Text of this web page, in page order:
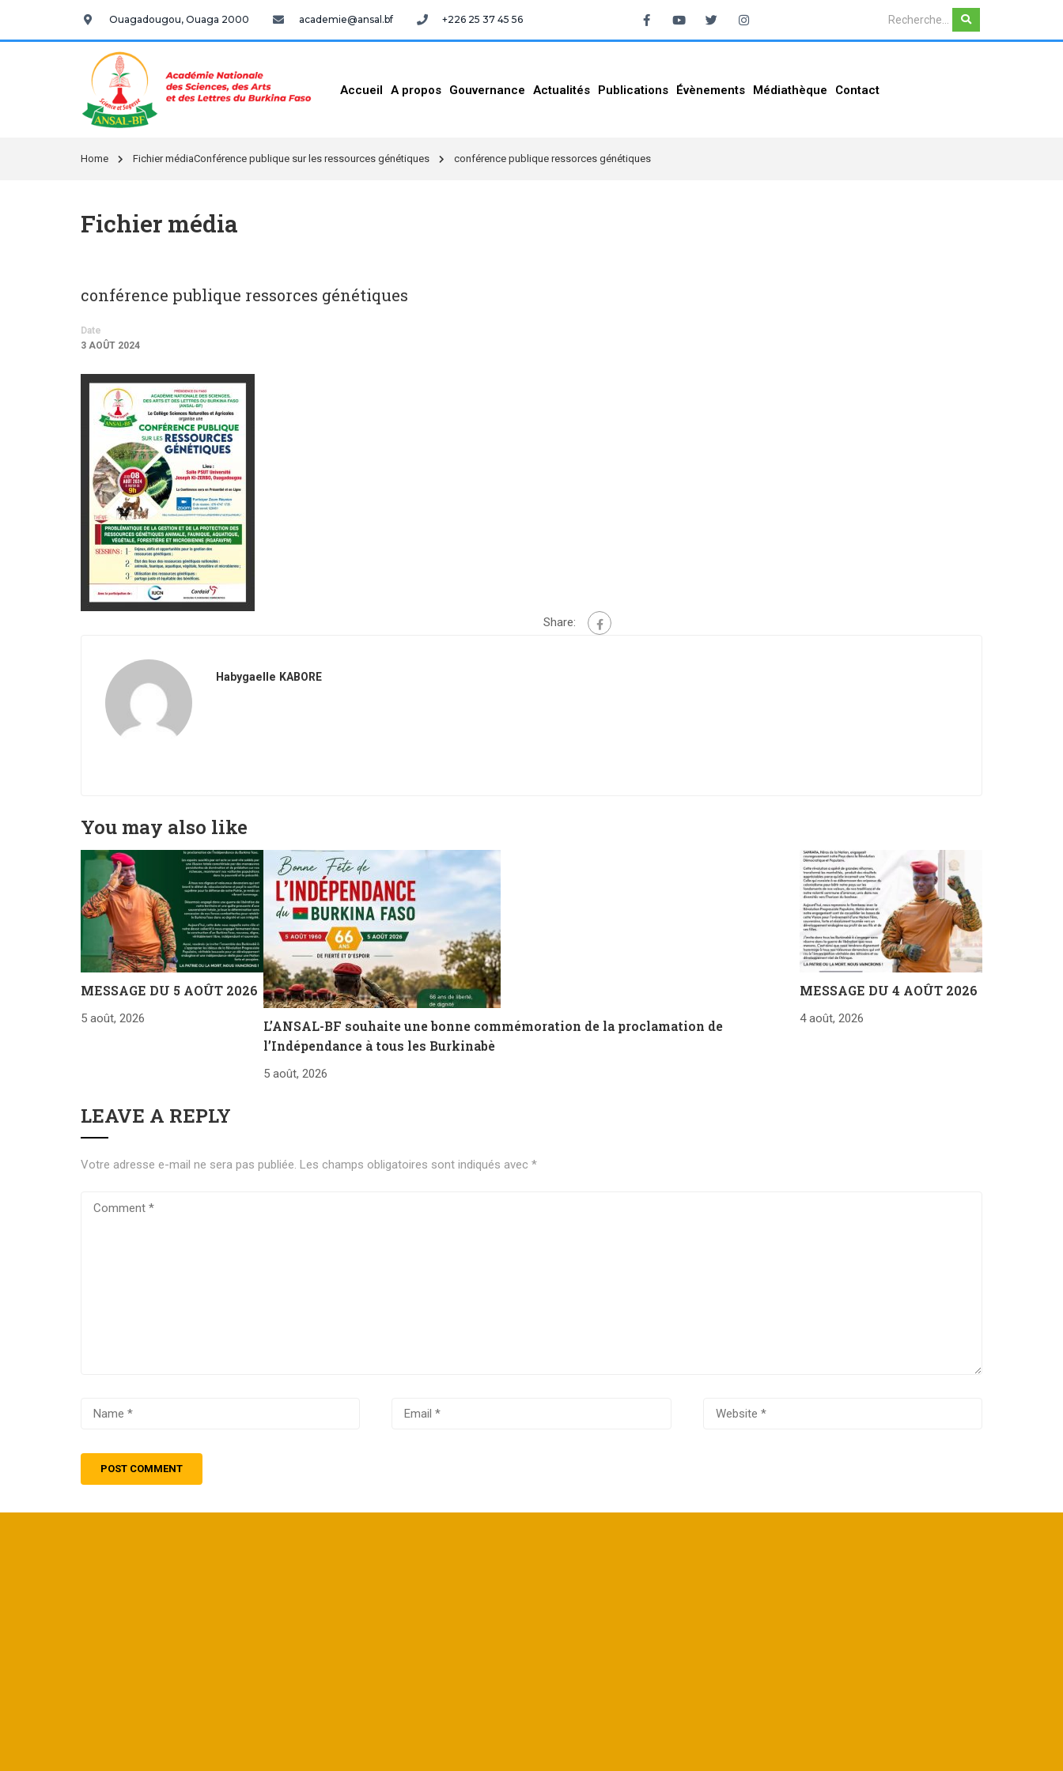
Ouagadougou, Ouaga 2000 academie@ansal.bf +226 25 37 45 56
Accueil A propos Gouvernance Actualités Publications Évènements Médiathèque Contact
Home Fichier médiaConférence publique sur les ressources génétiques conférence publique ressorces génétiques
Fichier média
conférence publique ressorces génétiques
Date
3 AOÛT 2024
Share:
Habygaelle KABORE
You may also like
MESSAGE DU 5 AOÛT 2026
5 août, 2026
L’ANSAL-BF souhaite une bonne commémoration de la proclamation de
l’Indépendance à tous les Burkinabè
5 août, 2026
MESSAGE DU 4 AOÛT 2026
4 août, 2026
LEAVE A REPLY
Votre adresse e-mail ne sera pas publiée. Les champs obligatoires sont indiqués avec *